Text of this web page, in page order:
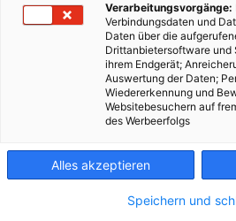
Verarbeitungsvorgänge:
Verbindungsdaten und
Daten über die
Drittanbietersoftware und
ihrem Endgerät;
Auswertung der Daten;
Wiedererkennung und
Websitebesuchern auf
des Werbeerfolgs
Alles akzeptieren
Speichern und